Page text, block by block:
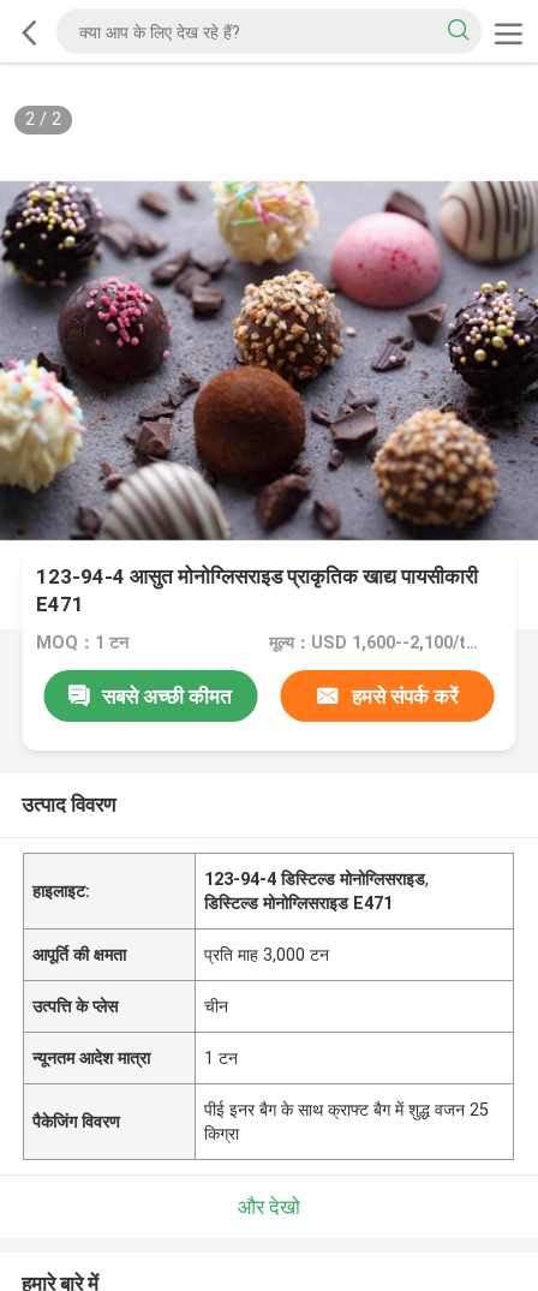
2/ 2
123-94-4 आसुत मोनोग्लिसराइड प्राकृतिक खाद्य पायसीकारी
E471
MOQ：1 टन मूल्य：USD 1,600--2,100/ton FOB Port Guangzhou/Shenzhen
सबसे अच्छी कीमत हमसे संपर्क करें
उत्पाद विवरण
हाइलाइट:
123-94-4 डिस्टिल्ड मोनोग्लिसराइड,
डिस्टिल्ड मोनोग्लिसराइड E471
आपूर्ति की क्षमता प्रति माह 3,000 टन
उत्पत्ति के प्लेस चीन
न्यूनतम आदेश मात्रा 1 टन
पैकेजिंग विवरण
पीई इनर बैग के साथ क्राफ्ट बैग में शुद्ध वजन 25
किग्रा
और देखो
हमारे बारे में